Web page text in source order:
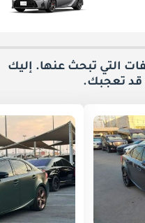
التي تبحث عنها. إليك
قد تعجبك.